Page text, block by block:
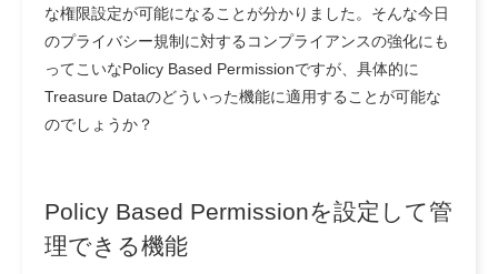
な権限設定が可能になることが分かりました。そんな今日
のプライバシー規制に対するコンプライアンスの強化にも
ってこいなPolicy Based Permissionですが、具体的に
Treasure Dataのどういった機能に適用することが可能な
のでしょうか？
Policy Based Permissionを設定して管
理できる機能